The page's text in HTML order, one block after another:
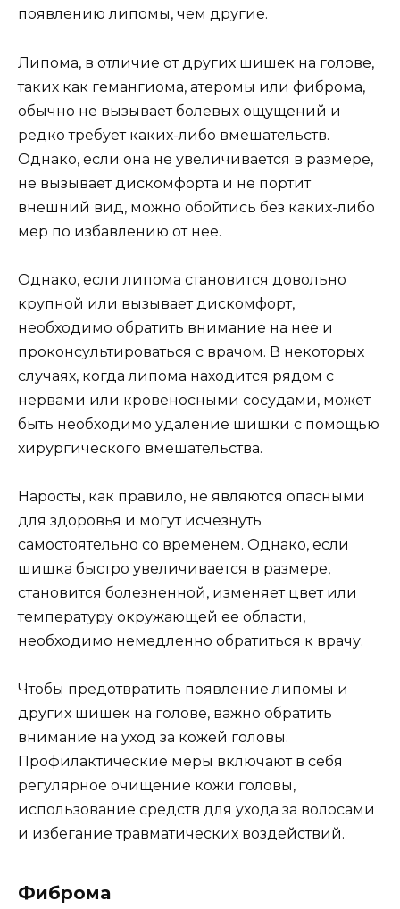
появлению липомы, чем другие.
Липома, в отличие от других шишек на голове,
таких как гемангиома, атеромы или фиброма,
обычно не вызывает болевых ощущений и
редко требует каких-либо вмешательств.
Однако, если она не увеличивается в размере,
не вызывает дискомфорта и не портит
внешний вид, можно обойтись без каких-либо
мер по избавлению от нее.
Однако, если липома становится довольно
крупной или вызывает дискомфорт,
необходимо обратить внимание на нее и
проконсультироваться с врачом. В некоторых
случаях, когда липома находится рядом с
нервами или кровеносными сосудами, может
быть необходимо удаление шишки с помощью
хирургического вмешательства.
Наросты, как правило, не являются опасными
для здоровья и могут исчезнуть
самостоятельно со временем. Однако, если
шишка быстро увеличивается в размере,
становится болезненной, изменяет цвет или
температуру окружающей ее области,
необходимо немедленно обратиться к врачу.
Чтобы предотвратить появление липомы и
других шишек на голове, важно обратить
внимание на уход за кожей головы.
Профилактические меры включают в себя
регулярное очищение кожи головы,
использование средств для ухода за волосами
и избегание травматических воздействий.
Фиброма